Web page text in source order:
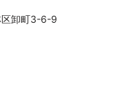
卸町3-6-9